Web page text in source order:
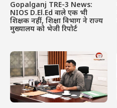
Gopalganj TRE-3 News:
NIOS D.El.Ed वाले एक भी
शिक्षक नहीं, शिक्षा विभाग ने राज्य
मुख्यालय को भेजी रिपोर्ट